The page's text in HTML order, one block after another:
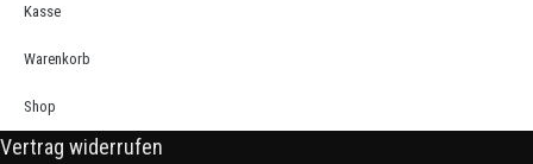
Kasse
Warenkorb
Shop
Vertrag widerrufen